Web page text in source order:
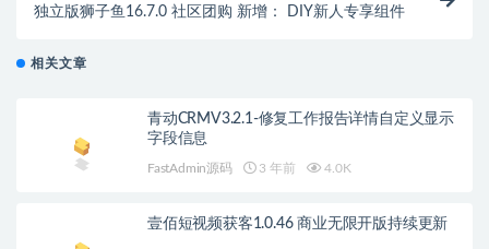
独立版狮子鱼16.7.0 社区团购 新增： DIY新人专享组件
相关文章
青动CRMV3.2.1-修复工作报告详情自定义显示
字段信息
FastAdmin源码 3 年前 4.0K
壹佰短视频获客1.0.46 商业无限开版持续更新